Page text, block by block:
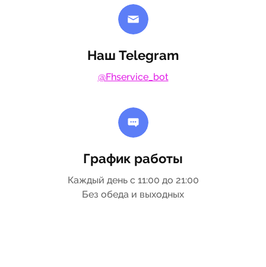
Наш Telegram
@Fhservice_bot
График работы
Каждый день с 11:00 до 21:00
Без обеда и выходных